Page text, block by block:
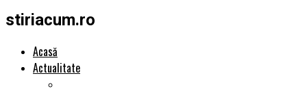
stiriacum.ro
Acasă
Actualitate